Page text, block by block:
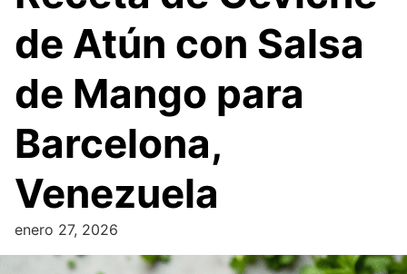
de Atún con Salsa
de Mango para
Barcelona,
Venezuela
enero 27, 2026